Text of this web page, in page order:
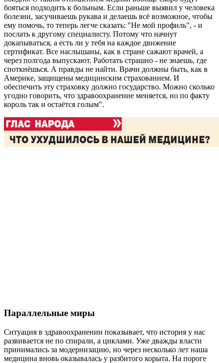
бояться подходить к больным. Если раньше выявил у человека
болезни, засучиваешь рукава и делаешь всё возможное, чтобы
ему помочь, то теперь легче сказать: "Не мой профиль", - и
послать к другому специалисту. Потому что начнут
докапываться, а есть ли у тебя на каждое движение
сертификат. Все наслышаны, как в стране сажают врачей, а
через полгода выпускают. Работать страшно - не знаешь, где
спотк­нёшься. А правды не найти. Врачи должны быть, как в
Америке, защищены медицинским страхованием. И
обеспечить эту страховку должно государство. Можно сколько
угодно говорить, что здравоохранение меняется, но по факту
король так и остаётся голым".
Параллельные миры
Ситуация в здравоохранении показывает, что история у нас
развивается не по спирали, а циклами. Уже дважды власти
принимались за модернизацию, но через несколько лет наша
медицина вновь оказывалась у разбитого корыта. На пороге